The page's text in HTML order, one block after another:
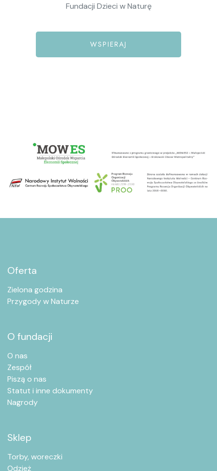
Fundacji Dzieci w Naturę
WSPIERAJ
Oferta
Zielona godzina
Przygody w Naturze
O fundacji
O nas
Zespół
Piszą o nas
Statut i inne dokumenty
Nagrody
Sklep
Torby, woreczki
Odzież